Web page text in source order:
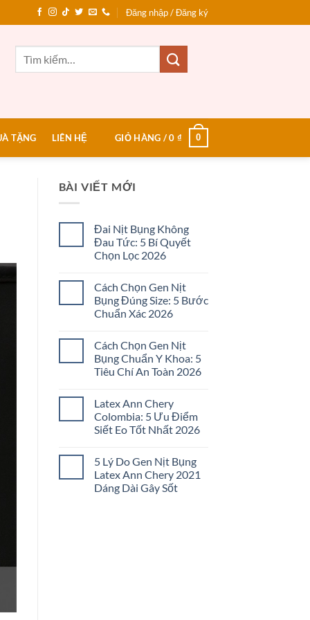
Đăng nhập / Đăng ký
TẶNG LIÊN HỆ GIỎ HÀNG /0 ₫ 0
BÀI VIẾT MỚI
Đai Nịt Bụng Không
Đau Tức: 5 Bí Quyết
Chọn Lọc 2026
bình
luận
ở
Đai
Không
Đau
Tức:
5
Bí
Lọc
2026
Cách Chọn Gen Nịt
Bụng Đúng Size: 5 Bước
Chuẩn Xác 2026
bình
luận
ở
Cách
Nịt
Bụng
Đúng
Size:
5
Xác
2026
Cách Chọn Gen Nịt
Bụng Chuẩn Y Khoa: 5
Tiêu Chí An Toàn 2026
bình
luận
ở
Cách
Nịt
Bụng
Chuẩn
Y
Khoa:
Latex Ann Chery
Colombia: 5 Ưu Điểm
Siết Eo Tốt Nhất 2026
bình
luận
ở
Latex
5 Lý Do Gen Nịt Bụng
Latex Ann Chery 2021
Dáng Dài Gây Sốt